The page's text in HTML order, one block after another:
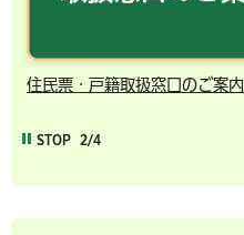
住民票・戸籍取扱窓口のご案内
STOP 2/4